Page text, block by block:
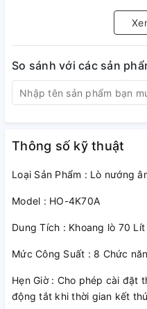
sản phẩm nhà bếp như: lò
các sản phẩm gia dụng
vực nội thất và thiết bị gia
Hafele nổi tiếng với việc
còn có mặt trên khắp thế
Thiết kế âm tủ
dạng âm tủ, kích thước
giúp người dùng tiết kiệm
So sánh với các sản
Thông số kỹ thuật
Loại Sản Phẩm : Lò nướng
Model : HO-4K70A
Dung Tích : Khoang lò 70 Lít
Mức Công Suất : 8 Chức
Hẹn Giờ : Cho phép cài đặt
động tắt khi thời gian kết